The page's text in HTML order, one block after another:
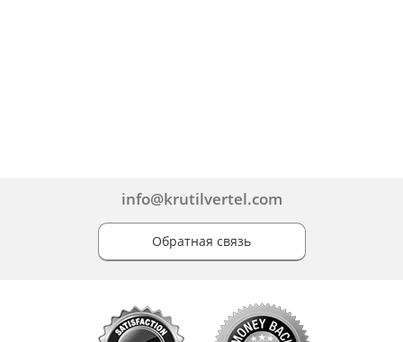
info@krutilvertel.com
Обратная связь